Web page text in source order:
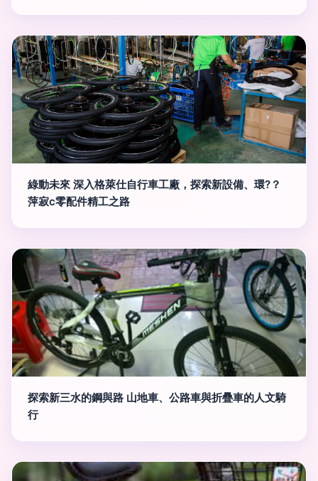
綠動未來 深入格萊仕自行車工廠，探索新設備、環?？
萍寂c零配件精工之路
探索新三水的鋼與路 山地車、公路車與折疊車的人文騎
行